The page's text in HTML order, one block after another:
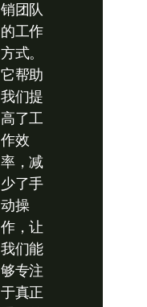
销团队
的工作
方式。
它帮助
我们提
高了工
作效
率，减
少了手
动操
作，让
我们能
够专注
于真正